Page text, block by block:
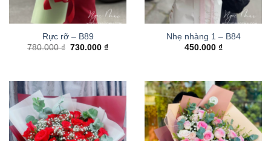
Rực rỡ – B89
780.000₫ Giá
730.000₫Giá
Nhẹ nhàng 1 – B84
450.000 ₫